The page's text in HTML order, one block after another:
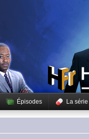
Épisodes La série